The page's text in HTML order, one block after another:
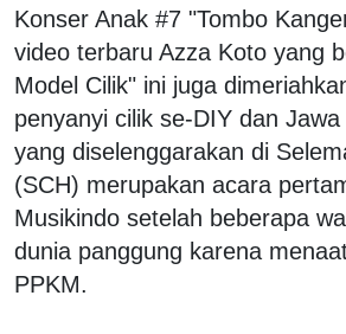
Konser Anak #7 "Tombo
video terbaru Azza Koto yang
Model Cilik" ini juga
penyanyi cilik se-DIY dan
yang diselenggarakan di
(SCH) merupakan acara
Musikindo setelah beberapa
dunia panggung karena
PPKM.